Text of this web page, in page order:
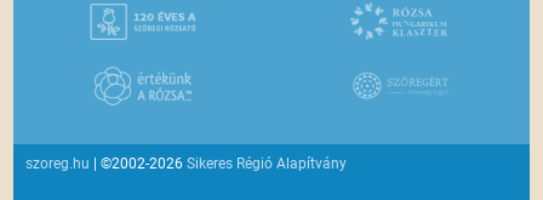
szoreg.hu | ©2002-2026Sikeres Régió Alapítvány